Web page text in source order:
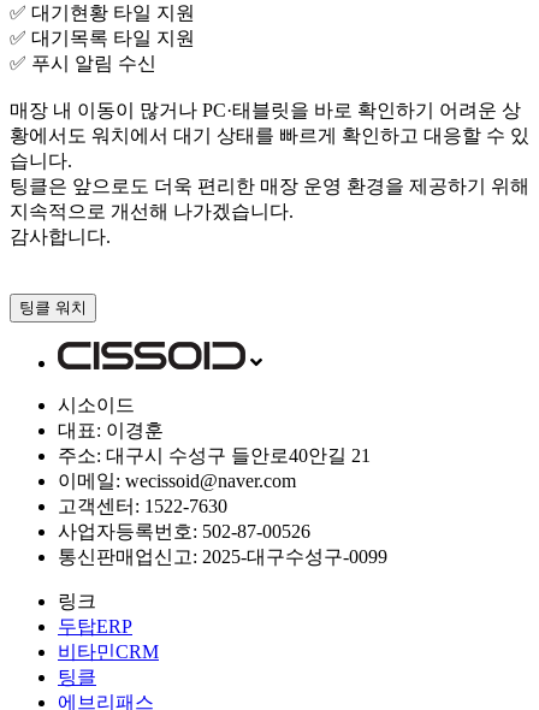
✅ 대기현황 타일 지원
✅ 대기목록 타일 지원
✅ 푸시 알림 수신
매장 내 이동이 많거나 PC·태블릿을 바로 확인하기 어려운 상
황에서도 워치에서 대기 상태를 빠르게 확인하고 대응할 수 있
습니다.
팅클은 앞으로도 더욱 편리한 매장 운영 환경을 제공하기 위해
지속적으로 개선해 나가겠습니다.
감사합니다.
팅클 워치
시소이드
대표: 이경훈
주소: 대구시 수성구 들안로40안길 21
이메일: wecissoid@naver.com
고객센터: 1522-7630
사업자등록번호: 502-87-00526
통신판매업신고: 2025-대구수성구-0099
링크
두탑ERP
비타민CRM
팅클
에브리패스